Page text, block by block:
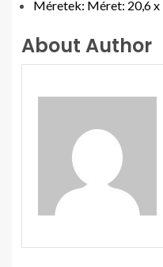
Méretek: Méret: 20,6 x
About Author